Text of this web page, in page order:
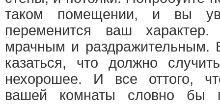
таком помещении, и вы
переменится ваш
мрачным и раздражительным.
казаться, что должно
нехорошее. И все оттого,
вашей комнаты словно бы